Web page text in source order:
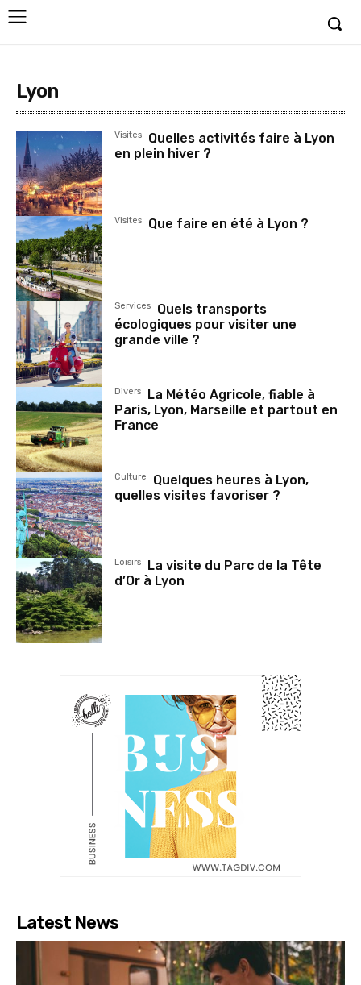
Lyon
Visites
Quelles activités faire à Lyon
en plein hiver ?
Visites Que faire en été à Lyon ?
Services
Quels transports
écologiques pour visiter une
grande ville ?
Divers
La Météo Agricole, fiable à
Paris, Lyon, Marseille et partout en
France
Culture
Quelques heures à Lyon,
quelles visites favoriser ?
Loisirs
La visite du Parc de la Tête
d’Or à Lyon
Latest News